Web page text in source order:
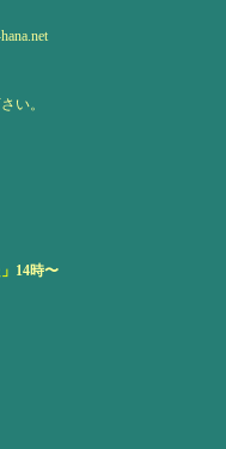
い。
14時〜